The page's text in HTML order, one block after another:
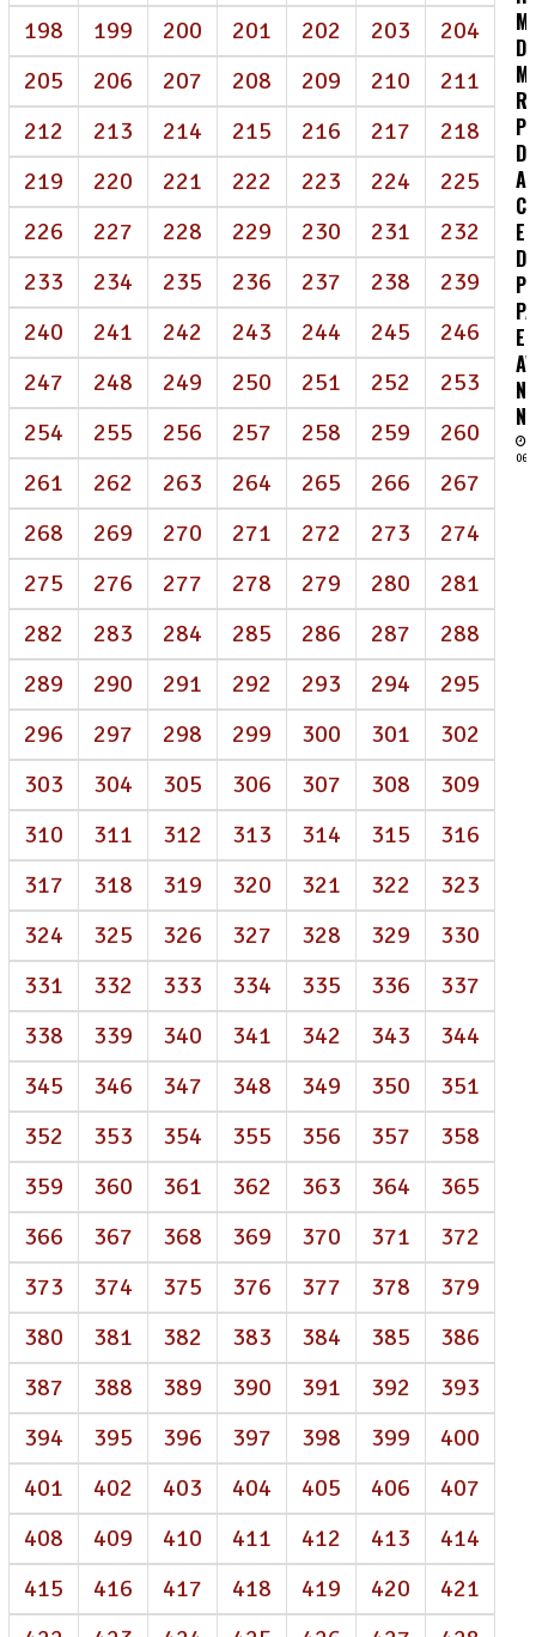
198
199 200 201 202 203
204
205
206 207 208 209 210
211
212
213 214 215 216 217
218
219
220 221 222 223 224
225
226
227 228 229 230 231
232
233
234 235 236 237 238
239
240
241 242 243 244 245
246
247
248 249 250 251 252
253
254
255 256 257 258 259
260
261
262 263 264 265 266
267
268
269 270 271 272 273
274
275
276 277 278 279 280
281
282
283 284 285 286 287
288
289
290 291 292 293 294
295
296
297 298 299 300 301
302
303
304 305 306 307 308
309
310
311 312 313 314 315
316
317
318 319 320 321 322
323
324
325 326 327 328 329
330
331
332 333 334 335 336
337
338
339 340 341 342 343
344
345
346 347 348 349 350
351
352
353 354 355 356 357
358
359
360 361 362 363 364
365
366
367 368 369 370 371
372
373
374 375 376 377 378
379
380
381 382 383 384 385
386
387
388 389 390 391 392
393
394
395 396 397 398 399
400
401
402 403 404 405 406
407
408
409 410 411 412 413
414
415
416 417 418 419 420
421
DE
E
06/